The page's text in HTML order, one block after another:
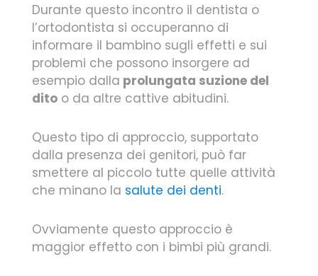
Durante questo incontro il dentista o
l’ortodontista si occuperanno di
informare il bambino sugli effetti e sui
problemi che possono insorgere ad
esempio dalla prolungata suzione del
dito o da altre cattive abitudini.
Questo tipo di approccio, supportato
dalla presenza dei genitori, può far
smettere al piccolo tutte quelle attività
che minano la salute dei denti.
Ovviamente questo approccio è
maggior effetto con i bimbi più grandi.